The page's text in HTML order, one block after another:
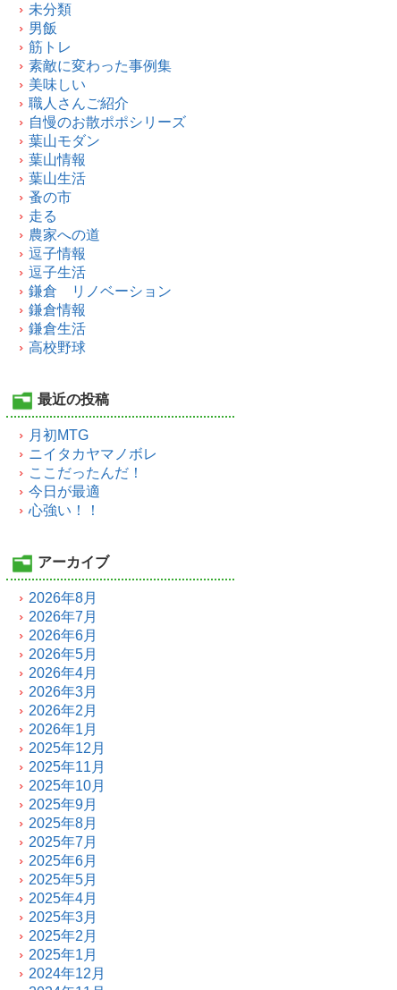
未分類
男飯
筋トレ
素敵に変わった事例集
美味しい
職人さんご紹介
自慢のお散ポポシリーズ
葉山モダン
葉山情報
葉山生活
蚤の市
走る
農家への道
逗子情報
逗子生活
鎌倉 リノベーション
鎌倉情報
鎌倉生活
高校野球
最近の投稿
月初MTG
ニイタカヤマノボレ
ここだったんだ！
今日が最適
心強い！！
アーカイブ
2026年8月
2026年7月
2026年6月
2026年5月
2026年4月
2026年3月
2026年2月
2026年1月
2025年12月
2025年11月
2025年10月
2025年9月
2025年8月
2025年7月
2025年6月
2025年5月
2025年4月
2025年3月
2025年2月
2025年1月
2024年12月